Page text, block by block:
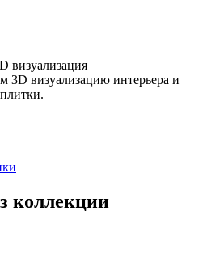
визуализация
3D визуализацию интерьера и
коллекции